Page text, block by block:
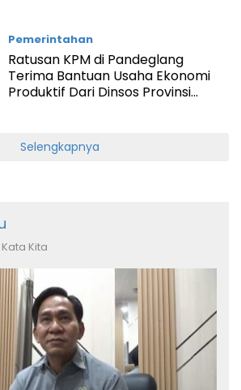
Pemerintahan
Ratusan KPM di Pandeglang
Terima Bantuan Usaha Ekonomi
Produktif Dari Dinsos Provinsi
Selengkapnya
Kita